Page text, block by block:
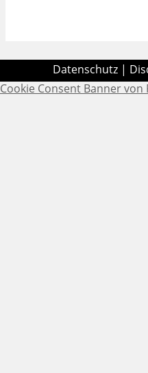
Datenschutz|
Cookie Consent Banner von